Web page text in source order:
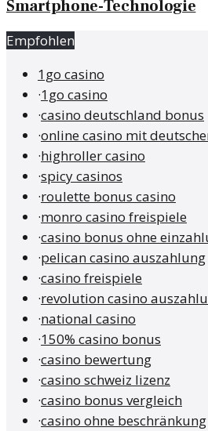
Smartphone-Technologie
Empfohlen
1go casino
·1go casino
·casino deutschland bonus
·online casino mit
·highroller casino
·spicy casinos
·roulette bonus casino
·monro casino freispiele
·casino bonus ohne
·pelican casino auszahlung
·casino freispiele
·revolution casino
·national casino
·150% casino bonus
·casino bewertung
·casino schweiz lizenz
·casino bonus vergleich
·casino ohne beschränkung